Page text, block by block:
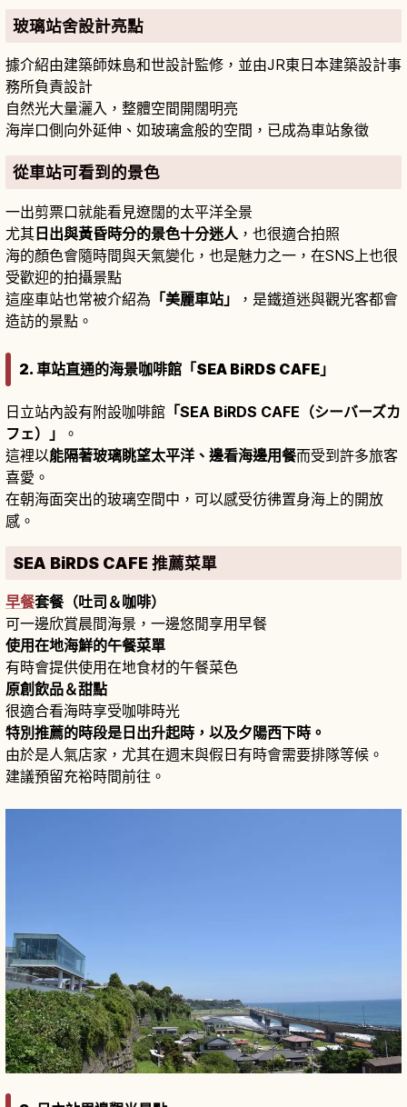
玻璃站舍設計亮點
據介紹由建築師妹島和世設計監修，並由JR東日本建築設計事
務所負責設計
自然光大量灑入，整體空間開闊明亮
海岸口側向外延伸、如玻璃盒般的空間，已成為車站象徵
從車站可看到的景色
一出剪票口就能看見遼闊的太平洋全景
尤其 日出與黃昏時分的景色十分迷人，也很適合拍照
海的顏色會隨時間與天氣變化，也是魅力之一，在SNS上也很
受歡迎的拍攝景點
這座車站也常被介紹為 「美麗車站」
，是鐵道迷與觀光客都會
造訪的景點。
2. 車站直通的海景咖啡館「SEA BiRDS CAFE」
日立站內設有附設咖啡館 「SEA BiRDS CAFE（シーバーズカ
フェ）」
。
這裡以能隔著玻璃眺望太平洋、邊看海邊用餐而受到許多旅客
喜愛。
在朝海面突出的玻璃空間中，可以感受彷彿置身海上的開放
感。
SEA BiRDS CAFE 推薦菜單
早餐套餐（吐司＆咖啡）
可一邊欣賞晨間海景，一邊悠閒享用早餐
使用在地海鮮的午餐菜單
有時會提供使用在地食材的午餐菜色
原創飲品＆甜點
很適合看海時享受咖啡時光
特別推薦的時段是日出升起時，以及夕陽西下時。
由於是人氣店家，尤其在週末與假日有時會需要排隊等候。
建議預留充裕時間前往。